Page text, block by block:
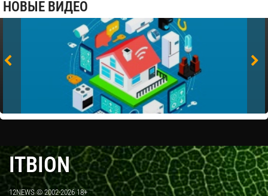
НОВЫЕ ВИДЕО
ITBION
12NEWS © 2002-2026 18+